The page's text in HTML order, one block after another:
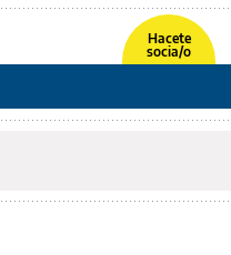
Hacete
socia/o